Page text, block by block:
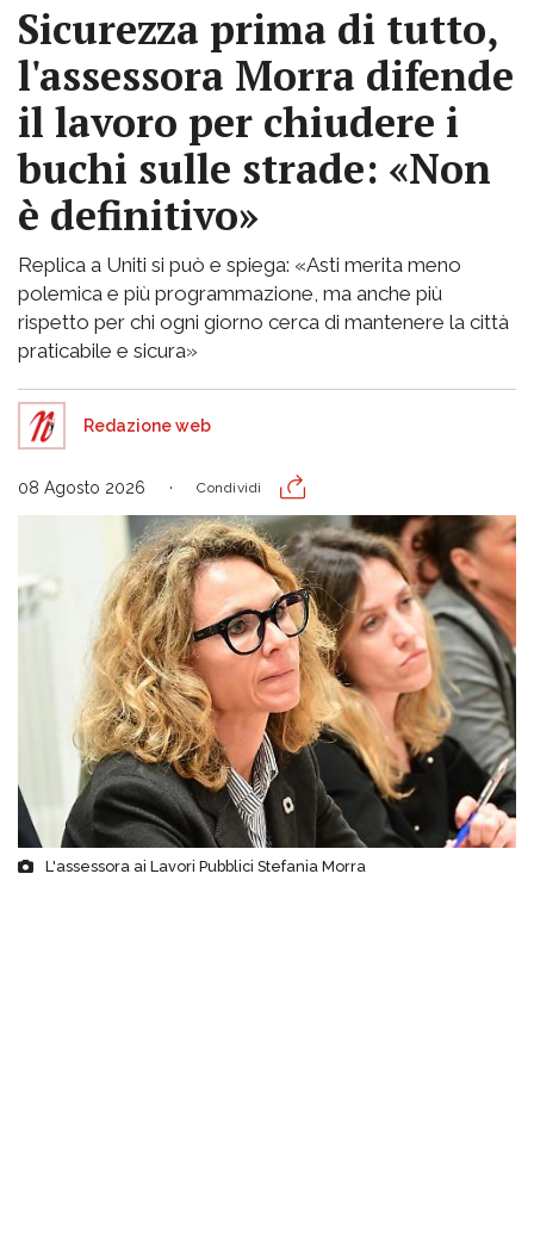
Sicurezza prima di tutto,
l'assessora Morra difende
il lavoro per chiudere i
buchi sulle strade: «Non
è definitivo»
Replica a Uniti si può e spiega: «Asti merita meno
polemica e più programmazione, ma anche più
rispetto per chi ogni giorno cerca di mantenere la città
praticabile e sicura»
Redazione web
08 Agosto 2026 Condividi
L'assessora ai Lavori Pubblici Stefania Morra